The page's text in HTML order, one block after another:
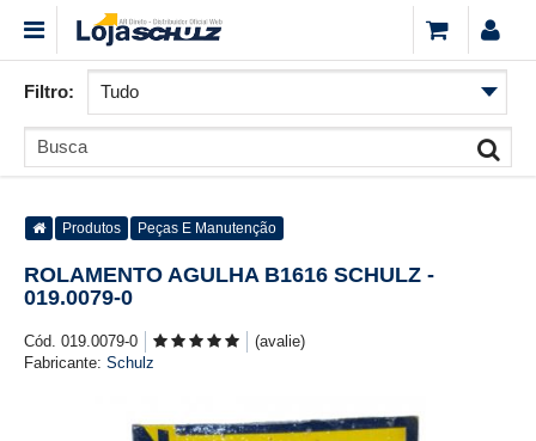
Filtro:
Produtos Peças E Manutenção
ROLAMENTO AGULHA B1616 SCHULZ -
019.0079-0
Cód. 019.0079-0
(avalie)
Fabricante: Schulz